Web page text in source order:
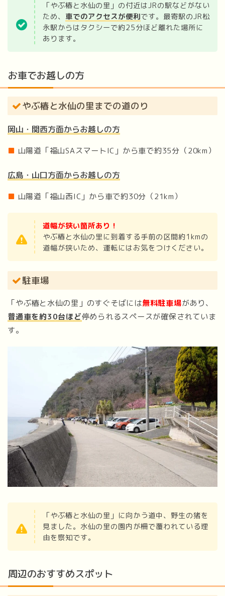
「やぶ椿と水仙の里」の付近はJRの駅などがない
ため、 車でのアクセスが便利です。最寄駅のJR松
永駅からはタクシーで約25分ほど離れた場所に
あります。
お車でお越しの方
やぶ椿と水仙の里までの道のり
岡山・関西方面からお越しの方
■ 山陽道「福山SAスマートIC」から車で約35分（20km）
広島・山口方面からお越しの方
■ 山陽道「福山西IC」から車で約30分（21km）
道幅が狭い箇所あり！
やぶ椿と水仙の里に到着する手前の区間約1kmの
道幅が狭いため、運転にはお気をつけください。
駐車場
「やぶ椿と水仙の里」のすぐそばには無料駐車場があり、
普通車を約30台ほど停められるスペースが確保されていま
す。
「やぶ椿と水仙の里」に向かう道中、野生の猪を
見ました。水仙の里の園内が柵で覆われている理
由を察知です。
周辺のおすすめスポット